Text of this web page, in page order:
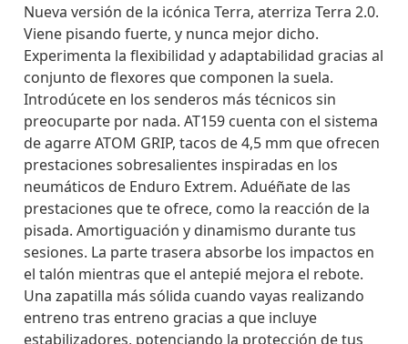
Nueva versión de la icónica Terra, aterriza Terra 2.0.
Viene pisando fuerte, y nunca mejor dicho.
Experimenta la flexibilidad y adaptabilidad gracias al
conjunto de flexores que componen la suela.
Introdúcete en los senderos más técnicos sin
preocuparte por nada. AT159 cuenta con el sistema
de agarre ATOM GRIP, tacos de 4,5 mm que ofrecen
prestaciones sobresalientes inspiradas en los
neumáticos de Enduro Extrem. Aduéñate de las
prestaciones que te ofrece, como la reacción de la
pisada. Amortiguación y dinamismo durante tus
sesiones. La parte trasera absorbe los impactos en
el talón mientras que el antepié mejora el rebote.
Una zapatilla más sólida cuando vayas realizando
entreno tras entreno gracias a que incluye
estabilizadores, potenciando la protección de tus